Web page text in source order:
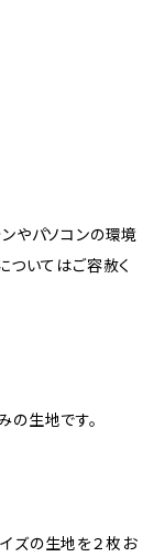
やパソコンの環境
ついてはご容赦く
生地です。
の生地を２枚お